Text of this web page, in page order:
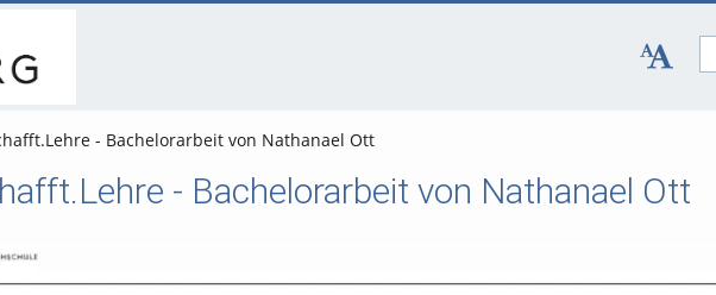
- Bachelorarbeit von Nathanael Ott
- Bachelorarbeit von Nathanael Ott